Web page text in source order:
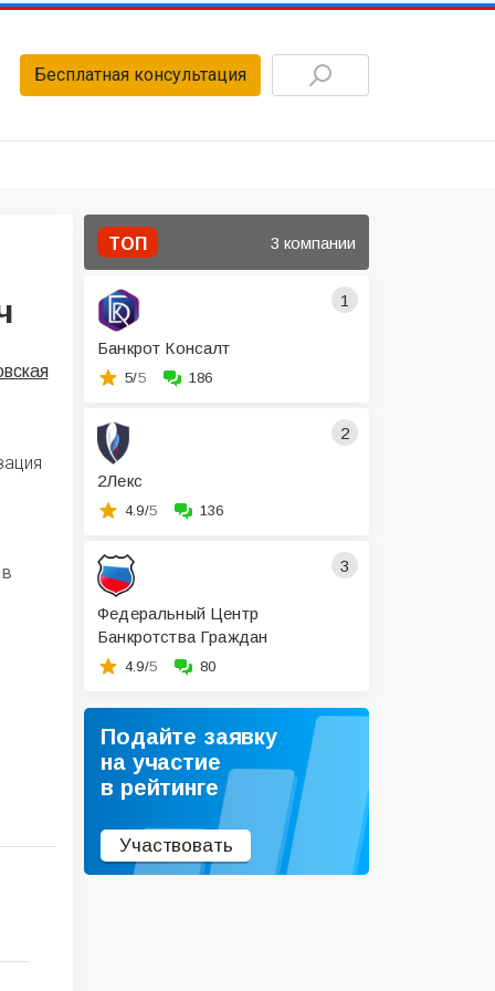
Бесплатная консультация
ТОП 3 компании
1
Банкрот Консалт
5/5 186
2
2Лекс
4.9/5 136
3
Федеральный Центр
Банкротства Граждан
4.9/5 80
Подайте заявку
на участие
в рейтинге
Участвовать